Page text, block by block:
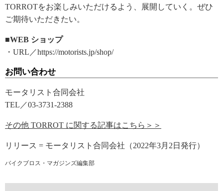
TORROTをお楽しみいただけるよう、展開していく。ぜひ
ご期待いただきたい。
■WEB ショップ
・URL／https://motorists.jp/shop/
お問い合わせ
モータリスト合同会社
TEL／03-3731-2388
その他 TORROT に関する記事はこちら＞＞
リリース = モータリスト合同会社（2022年3月2日発行）
バイクブロス・マガジンズ編集部